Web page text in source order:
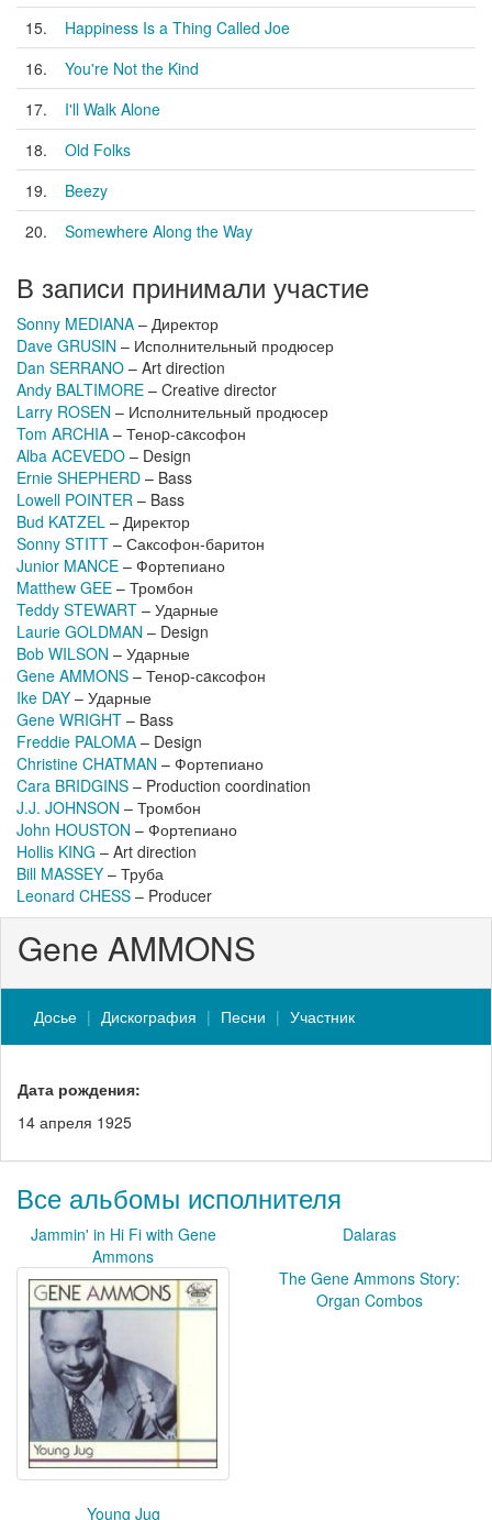
15.
Happiness Is a Thing Called Joe
16.
You're Not the Kind
17.
I'll Walk Alone
18.
Old Folks
19.
Beezy
20.
Somewhere Along the Way
В записи принимали участие
Sonny MEDIANA – Директор
Dave GRUSIN – Исполнительный продюсер
Dan SERRANO – Art direction
Andy BALTIMORE – Creative director
Larry ROSEN – Исполнительный продюсер
Tom ARCHIA – Теноp-сaксофон
Alba ACEVEDO – Design
Ernie SHEPHERD – Bass
Lowell POINTER – Bass
Bud KATZEL – Директор
Sonny STITT – Саксофон-баритон
Junior MANCE – Фортепиано
Matthew GEE – Тромбон
Teddy STEWART – Ударные
Laurie GOLDMAN – Design
Bob WILSON – Ударные
Gene AMMONS – Теноp-сaксофон
Ike DAY – Ударные
Gene WRIGHT – Bass
Freddie PALOMA – Design
Christine CHATMAN – Фортепиано
Cara BRIDGINS – Production coordination
J.J. JOHNSON – Тромбон
John HOUSTON – Фортепиано
Hollis KING – Art direction
Bill MASSEY – Труба
Leonard CHESS – Producer
Gene AMMONS
Досье Дискография Песни Участник
Дата рождения:
14 апреля 1925
Все альбомы исполнителя
Jammin' in Hi Fi with Gene
Ammons
Dalaras
Young Jug
The Gene Ammons Story:
Organ Combos